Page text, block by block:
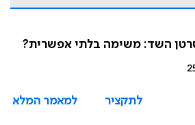
השד: משימה בלתי אפשרית?
לתקציר
למאמר המלא